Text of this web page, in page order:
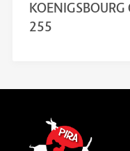
KOENIGSBOURG
255